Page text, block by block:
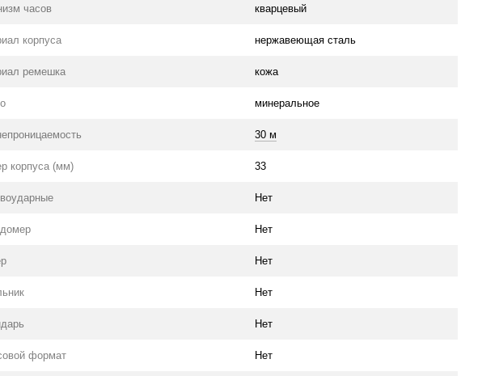
часов кварцевый
корпуса нержавеющая сталь
ремешка кожа
минеральное
30 м
корпуса (мм) 33
Нет
Нет
Нет
Нет
Нет
формат Нет